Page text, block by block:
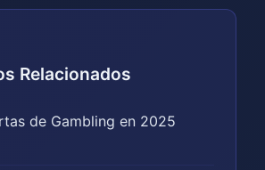
Relacionados
de Gambling en 2025